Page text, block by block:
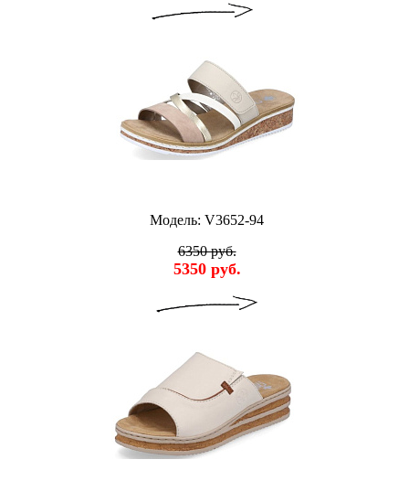
Модель: V3652-94
6350 руб.
5350 руб.